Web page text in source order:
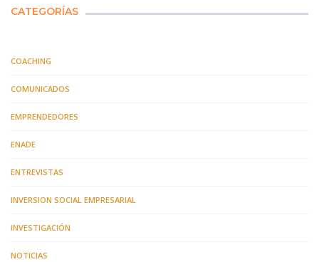
CATEGORÍAS
COACHING
COMUNICADOS
EMPRENDEDORES
ENADE
ENTREVISTAS
INVERSION SOCIAL EMPRESARIAL
INVESTIGACIÓN
NOTICIAS